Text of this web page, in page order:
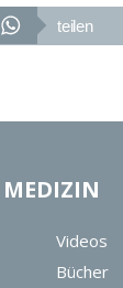
teilen
Videos
Bücher